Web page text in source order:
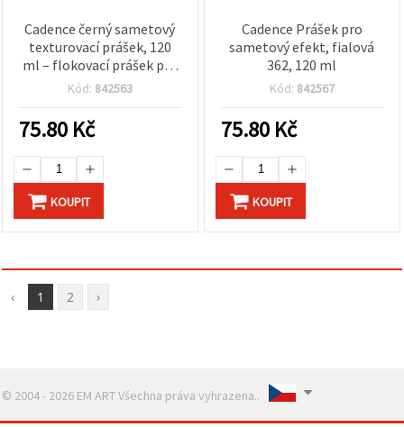
Cadence černý sametový
texturovací prášek, 120
ml – flokovací prášek pro
sametový efekt na
mixed media,
scrapbooking a domácí
dekor
Kód: 842563
75.80 Kč
KOUPIT
Cadence Prášek pro
sametový efekt, fialová
362, 120 ml
Kód: 842567
75.80 Kč
KOUPIT
‹ 1 2 ›
© 2004 - 2026 EM ART Všechna práva vyhrazena..